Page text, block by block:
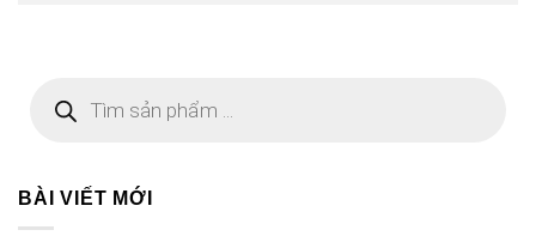
kiếm
BÀI VIẾT MỚI